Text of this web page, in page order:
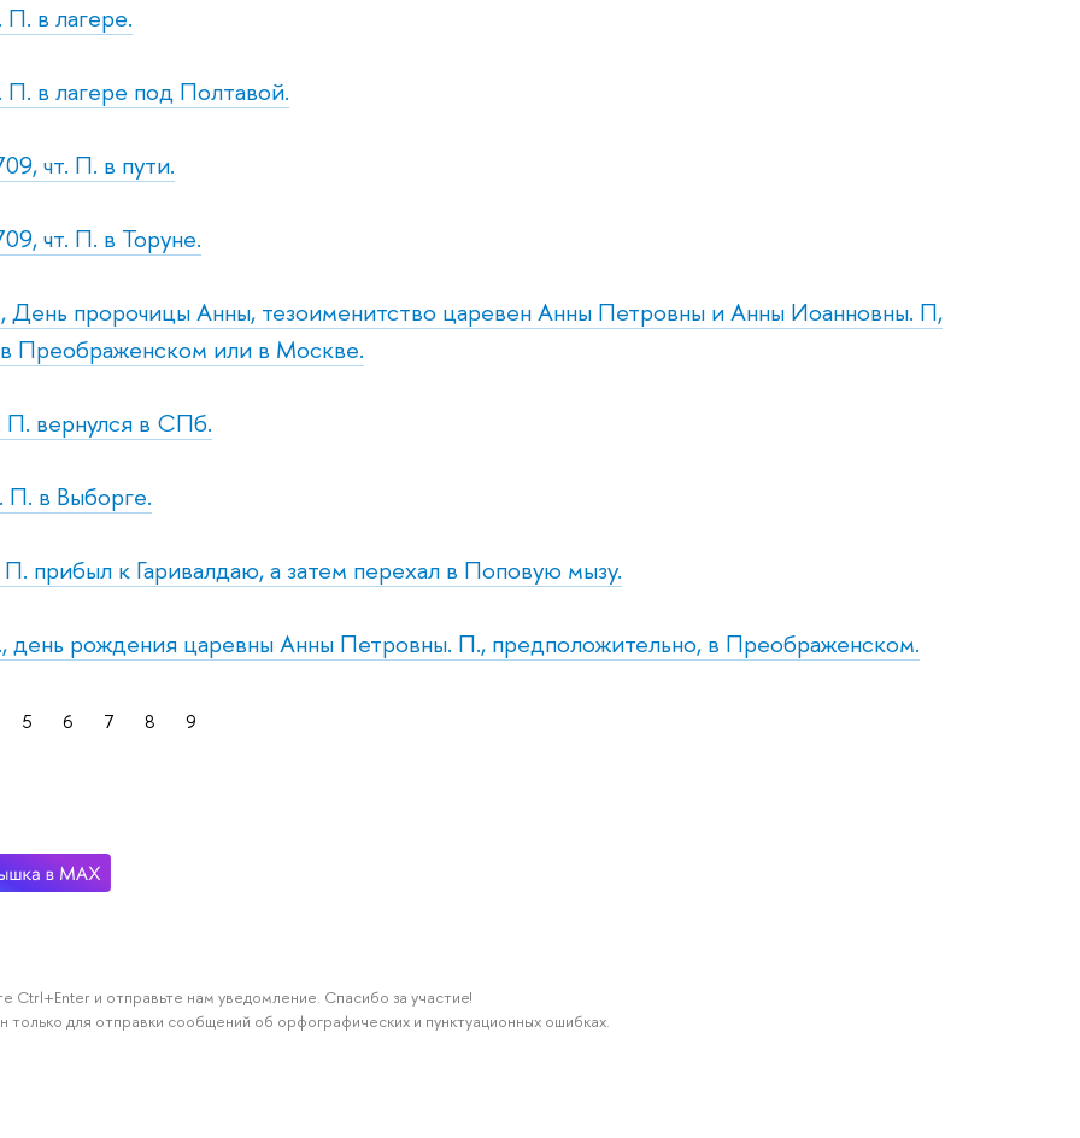
в лагере.
П. в лагере под Полтавой.
чт. П. в пути.
чт. П. в Торуне.
День пророчицы Анны, тезоименитство царевен Анны Петровны и Анны Иоанновны. П,
Преображенском или в Москве.
П. вернулся в СПб.
П. в Выборге.
прибыл к Гаривалдаю, а затем перехал в Поповую мызу.
день рождения царевны Анны Петровны. П., предположительно, в Преображенском.
5 6 7 8 9
Ctrl+Enter и отправьте нам уведомление. Спасибо за участие!
только для отправки сообщений об орфографических и пунктуационных ошибках.